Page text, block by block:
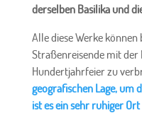
derselben Basilika und
Alle diese Werke können
Straßenreisende mit der
Hundertjahrfeier zu
geografischen Lage, um
ist es ein sehr ruhiger